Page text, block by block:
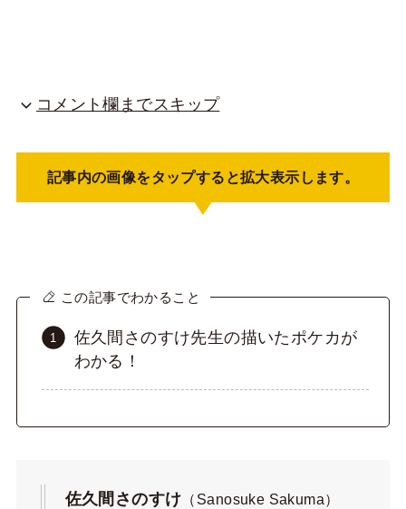
コメント欄までスキップ
記事内の画像をタップすると拡大表示します。
この記事でわかること
佐久間さのすけ先生の描いたポケカが
わかる！
佐久間さのすけ （Sanosuke Sakuma）